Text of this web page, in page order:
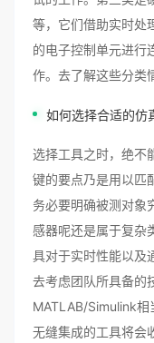
等，它们借助实时处
的电子控制单元进行
作。去了解这些分类
如何选择合适的仿
选择工具之时，绝不
键的要点乃是用以匹
务必要明确被测对象
感器呢还是属于复杂
具对于实时性能以及
去考虑团队所具备的
MATLAB/Simulink相
无缝集成的工具将会